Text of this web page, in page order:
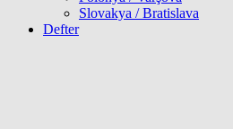
Slovakya / Bratislava
Defter